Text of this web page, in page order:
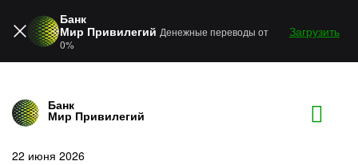
Банк
Мир Привилегий Денежные переводы от
0%
Загрузить
Банк
Мир Привилегий
22 июня 2026